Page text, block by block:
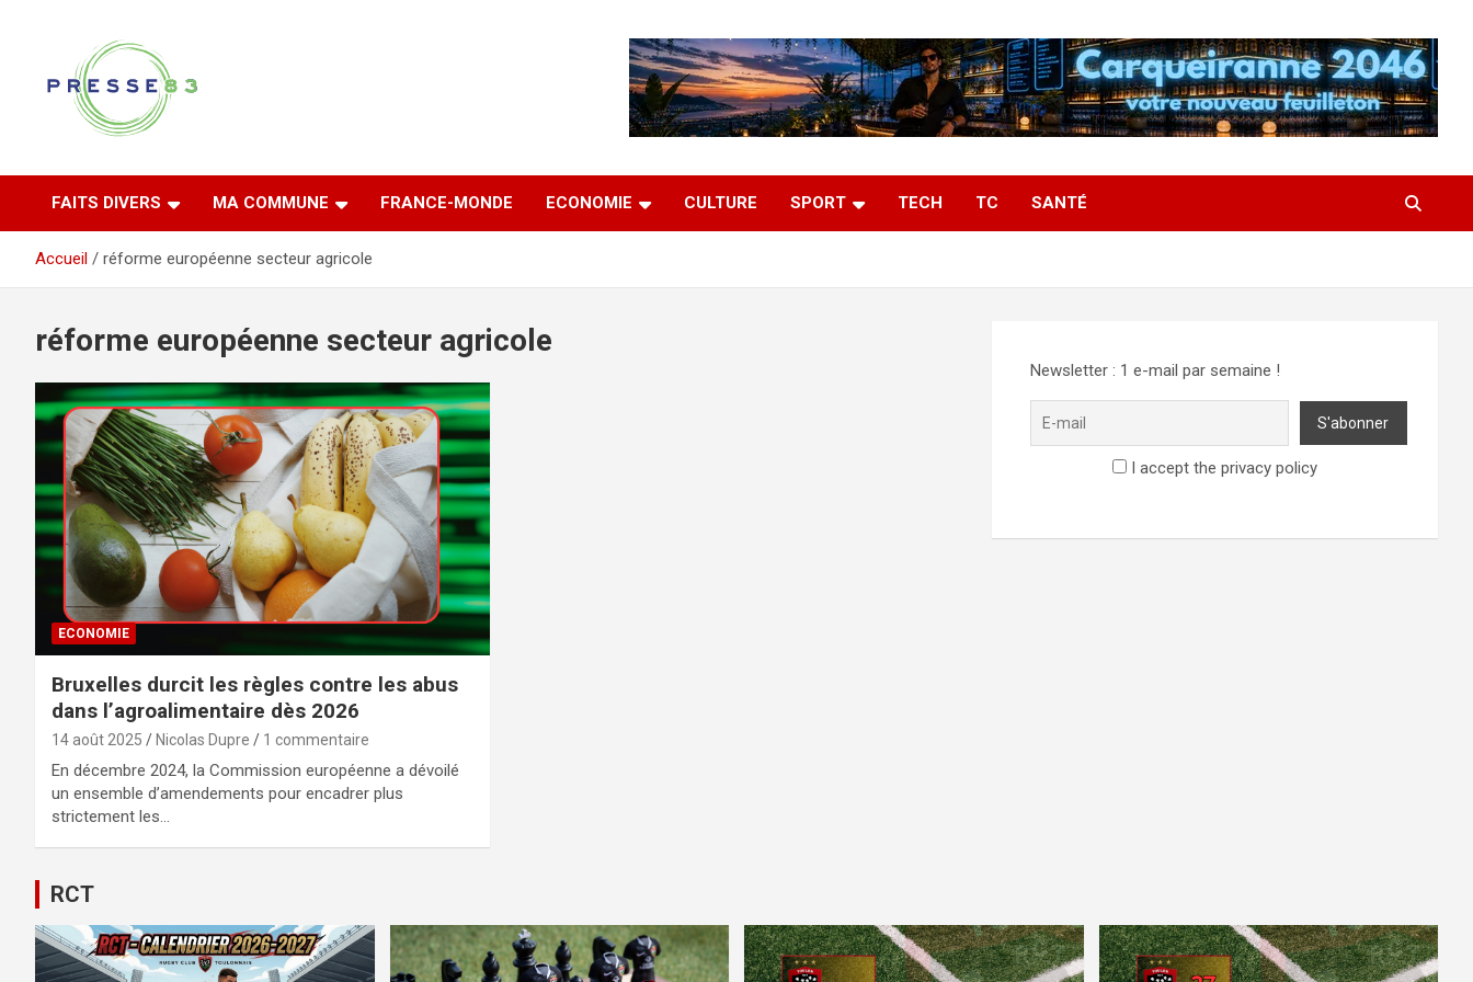
Presse 83
FAITS DIVERS MA COMMUNE FRANCE-MONDE ECONOMIE CULTURE SPORT TECH TC SANTÉ
Accueil réforme européenne secteur agricole
réforme européenne secteur agricole
ECONOMIE
Bruxelles durcit les règles contre les abus
dans l’agroalimentaire dès 2026
14 août 2025 Nicolas Dupre 1 commentaire
En décembre 2024, la Commission européenne a dévoilé
un ensemble d’amendements pour encadrer plus
strictement les…
Newsletter : 1 e-mail par semaine !
I accept the privacy policy
RCT